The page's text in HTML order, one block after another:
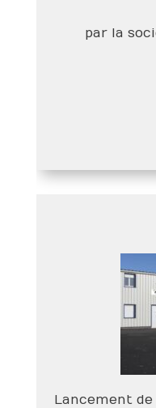
par la
Lancement